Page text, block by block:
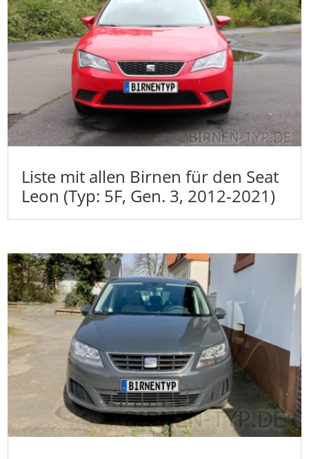
Liste mit allen Birnen für den Seat
Leon (Typ: 5F, Gen. 3, 2012-2021)